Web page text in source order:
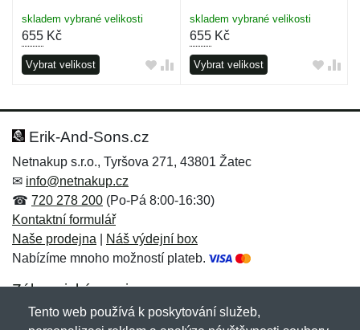
skladem vybrané velikosti
655 Kč
Vybrat velikost
skladem vybrané velikosti
655Kč
Vybrat velikost
Erik-And-Sons.cz
Netnakup s.r.o., Tyršova 271, 43801 Žatec
✉ info@netnakup.cz
☎ 720 278 200 (Po-Pá 8:00-16:30)
Kontaktní formulář
Naše prodejna
Náš výdejní box
Nabízíme mnoho možností plateb.
Zákaznický servis
Novinky emailem
Tento web používá k poskytování služeb,